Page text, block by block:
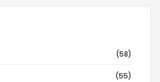
(58)
(55)